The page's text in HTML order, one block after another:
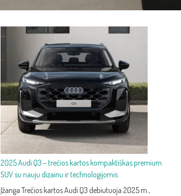
2025 Audi Q3 – trečios kartos kompaktiškas premium
SUV su nauju dizainu ir technologijomis
Įžanga Trečios kartos Audi Q3 debiutuoja 2025 m.,